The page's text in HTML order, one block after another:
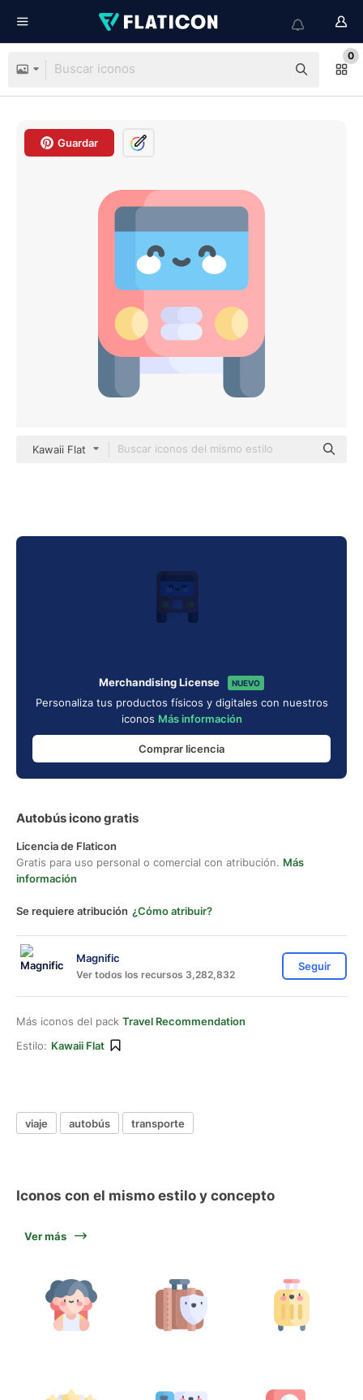
0
Guardar
Kawaii Flat
Merchandising License NUEVO
Personaliza tus productos físicos y digitales con nuestros
iconos Más información
Comprar licencia
Autobús icono gratis
Licencia de Flaticon
Gratis para uso personal o comercial con atribución. Más
información
Se requiere atribución ¿Cómo atribuir?
Magnific
Ver todos los recursos 3,282,832
Seguir
Más iconos del pack Travel Recommendation
Estilo: Kawaii Flat
viaje autobús transporte
Iconos con el mismo estilo y concepto
Ver más